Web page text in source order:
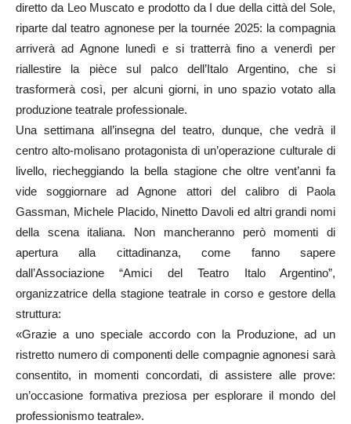
diretto da Leo Muscato e prodotto da I due della città del Sole,
riparte dal teatro agnonese per la tournée 2025: la compagnia
arriverà ad Agnone lunedì e si tratterrà fino a venerdì per
riallestire la pièce sul palco dell’Italo Argentino, che si
trasformerà così, per alcuni giorni, in uno spazio votato alla
produzione teatrale professionale.
Una settimana all’insegna del teatro, dunque, che vedrà il
centro alto-molisano protagonista di un’operazione culturale di
livello, riecheggiando la bella stagione che oltre vent’anni fa
vide soggiornare ad Agnone attori del calibro di Paola
Gassman, Michele Placido, Ninetto Davoli ed altri grandi nomi
della scena italiana. Non mancheranno però momenti di
apertura alla cittadinanza, come fanno sapere
dall’Associazione “Amici del Teatro Italo Argentino”,
organizzatrice della stagione teatrale in corso e gestore della
struttura:
«Grazie a uno speciale accordo con la Produzione, ad un
ristretto numero di componenti delle compagnie agnonesi sarà
consentito, in momenti concordati, di assistere alle prove:
un’occasione formativa preziosa per esplorare il mondo del
professionismo teatrale».